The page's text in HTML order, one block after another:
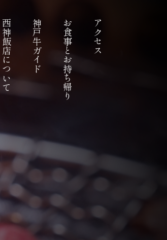
西神飯店について 神戸牛ガイド お食事とお持ち帰り アクセス